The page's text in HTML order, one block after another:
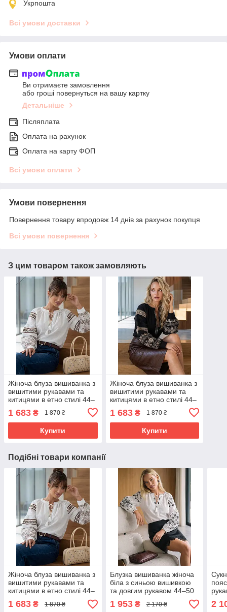
Укрпошта
Всі умови доставки
Умови оплати
Ви отримаєте замовлення
або гроші повернуться на вашу картку
Детальніше
Післяплата
Оплата на рахунок
Оплата на карту ФОП
Всі умови оплати
Умови повернення
Повернення товару впродовж 14 днів за рахунок покупця
Всі умови повернення
З цим товаром також замовляють
Жіноча блуза вишиванка з
вишитими рукавами та
китицями в етно стилі 44–
1 683 ₴ 1 870 ₴
Купити
Жіноча блуза вишиванка з
вишитими рукавами та
китицями в етно стилі 44–
1 683₴ 1 870 ₴
Купити
Подібні товари компанії
Жіноча блуза вишиванка з
вишитими рукавами та
китицями в етно стилі 44–
50 розміри біла
1 683 ₴ 1 870 ₴
Блузка вишиванка жіноча
біла з синьою вишивкою
та довгим рукавом 44–50
розміри
1 953₴ 2 170 ₴ 2